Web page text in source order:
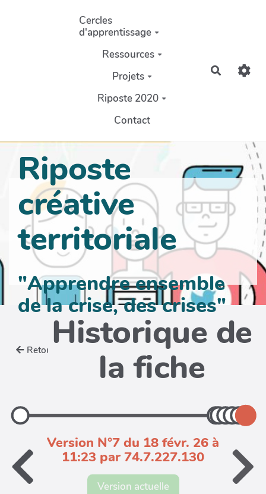
Aller au contenu principal
Cercles
d'apprentissage
Ressources
Projets
Riposte 2020
Contact
Riposte
créative
territoriale
"Apprendre ensemble
de la crise, des crises"
Retour Historique de
la fiche
Version N°7 du 18 févr. 26 à
11:23 par 74.7.227.130
Version actuelle